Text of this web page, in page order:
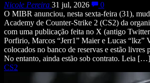
Nicole Pereira 31 jul, 2026
0
O MIBR anunciou, nesta sexta-feira (31),
Academy de Counter-Strike 2 (CS2) da
com uma publicação feita no X (antigo
Porfirio, Marcos “Jerr1” Maier e Lucas “lkz”
colocados no banco de reservas e estão livres
No entanto, ainda estão sob contrato. Leia […]
CS2